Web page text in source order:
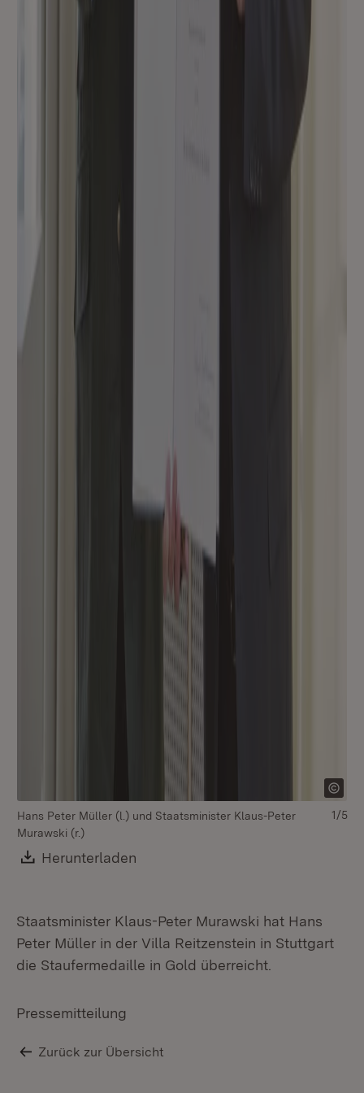
Hans Peter Müller (l.) und Staatsminister Klaus-Peter
Murawski (r.)
Download:
Herunterladen
1/5
Staatsminister Klaus-Peter Murawski hat Hans
Peter Müller in der Villa Reitzenstein in Stuttgart
die Staufermedaille in Gold überreicht.
Pressemitteilung
Zurück zur Übersicht